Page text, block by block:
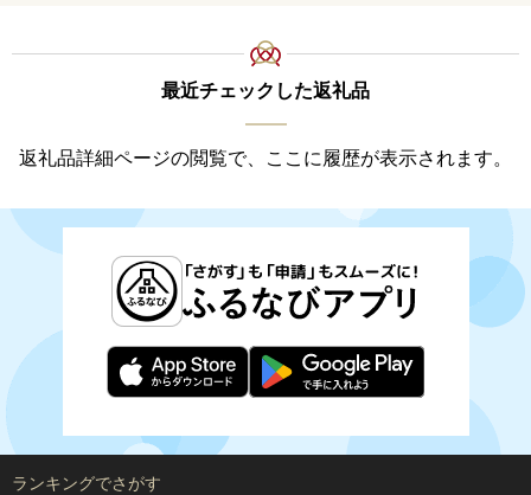
最近チェックした返礼品
返礼品詳細ページの閲覧で、ここに履歴が表示されます。
ランキングでさがす